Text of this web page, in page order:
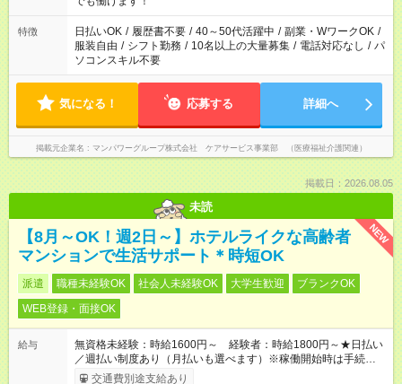
短時間・短期間の就業はご案内が難しい場合があります
特徴 日払いOK / 履歴書不要 / 40～50代活躍中 / 副業・WワークOK /
服装自由 / シフト勤務 / 10名以上の大量募集 / 電話対応なし / パ
ソコンスキル不要
気になる！ 応募する 詳細へ
掲載元企業名 マンパワーグループ株式会社 ケアサービス事業部 （医療福祉介護関連）
掲載日：2026.08.05
未読
NEW
【8月～OK！週2日～】ホテルライクな高齢者
マンションで生活サポート＊時短OK
派遣 職種未経験OK 社会人未経験OK 大学生歓迎
ブランクOK
WEB登録・面接OK
給与
無資格未経験：時給1600円～ 経験者：時給1800円～★日払い
／週払い制度あり（月払いも選べます）※稼働開始時は手続き完
了次第のお支払いとなります。
交通費別途支給あり